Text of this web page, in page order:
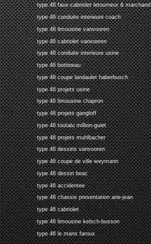
type 46 faux-cabriolet letourneur & marchand
type 46 conduite interieure coach
type 46 limousine vanvooren
type 46 cabriolet vanvooren
type 46 conduite interieure usine
type 46 bottineau
type 46 coupe landaulet haberbusch
type 46 projets usine
type 46 limousine chapron
type 46 projets gangloff
type 46 toutalu million-guiet
type 46 projets muhlbacher
type 46 dessins vanvooren
type 46 coupe de ville weymann
type 46 dessin beac
type 46 accidentee
type 46 chassis presentation arie-jean
type 46 cabriolet
type 46 limousine kelsch-busson
type 46 le mans faroux